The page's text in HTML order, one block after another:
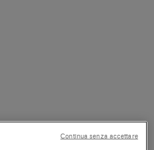
Continua senza accettare